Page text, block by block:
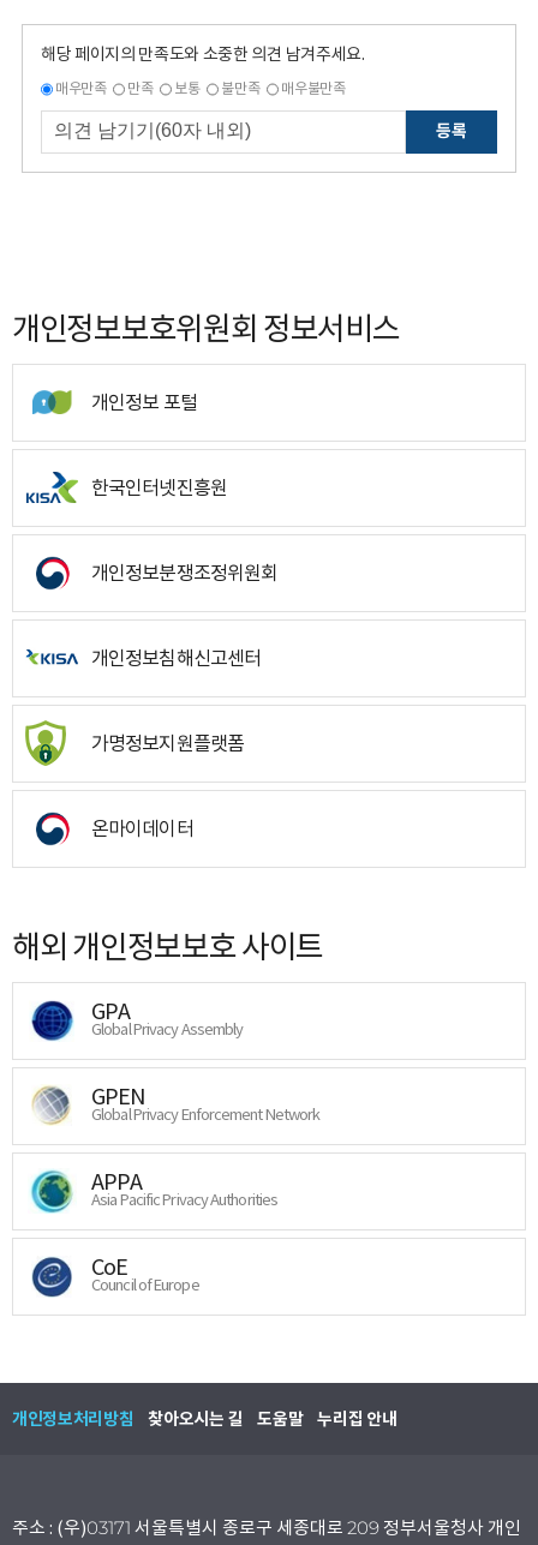
해당 페이지의 만족도와 소중한 의견 남겨주세요.
매우만족 만족 보통 불만족 매우불만족
등록
개인정보보호위원회 정보서비스
개인정보 포털
한국인터넷진흥원
개인정보분쟁조정위원회
개인정보침해신고센터
가명정보지원플랫폼
온마이데이터
해외 개인정보보호 사이트
GPA
Global Privacy Assembly
GPEN
Global Privacy Enforcement Network
APPA
Asia Pacific Privacy Authorities
CoE
Council of Europe
개인정보처리방침 찾아오시는 길 도움말 누리집 안내
주소 : (우)03171 서울특별시 종로구 세종대로 209 정부서울청사 개인